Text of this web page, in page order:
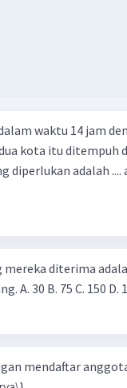
Balas
waktu 14 jam
kota itu ditempuh
.... a. 9 jam b. 12 jam c. 15
diterima
A. 30 B. 75 C. 150 D.
mendaftar